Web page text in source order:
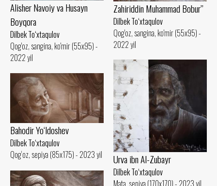
Alisher Navoiy va Husayn
Boyqora
Dilbek To‘xtaqulov
Qog'oz, sangina, ko'mir (55x95) -
2022 yil
Zahiriddin Muhammad Bobur’’
Dilbek To‘xtaqulov
Qog'oz, sangina, ko'mir (55x95) -
2022 yil
Urva ibn Al-Zubayr
Dilbek To‘xtaqulov
Bahodir Yo‘ldoshev
Dilbek To‘xtaqulov
Qog‘oz, sepiya (85x175) - 2023 yil